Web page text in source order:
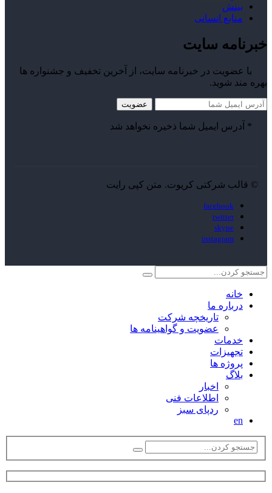
بینش
منابع انسانی
خبرنامه سایت
با عضویت در خبرنامه سایت، از آخرین تخفیف و جشنواره ها
بهره مند شوید.
* آدرس ایمیل شما ذخیره نخواهد شد
© قالب شرکتی کریوت. متن کپی رایت
facebook
twitter
skype
instagram
خانه
درباره ما
تاریخچه شرکت
عضویت و گواهینامه ها
خدمات
تجهیزات
پروژه ها
بلاگ
اخبار
اطلاعات فنی
ردپای سبز
en